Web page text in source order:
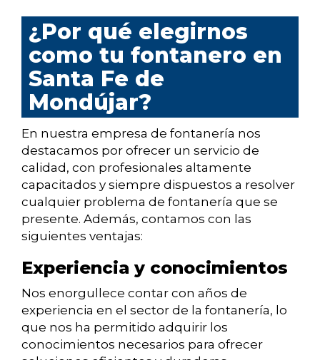
¿Por qué elegirnos
como tu fontanero en
Santa Fe de
Mondújar?
En nuestra empresa de fontanería nos
destacamos por ofrecer un servicio de
calidad, con profesionales altamente
capacitados y siempre dispuestos a resolver
cualquier problema de fontanería que se
presente. Además, contamos con las
siguientes ventajas:
Experiencia y conocimientos
Nos enorgullece contar con años de
experiencia en el sector de la fontanería, lo
que nos ha permitido adquirir los
conocimientos necesarios para ofrecer